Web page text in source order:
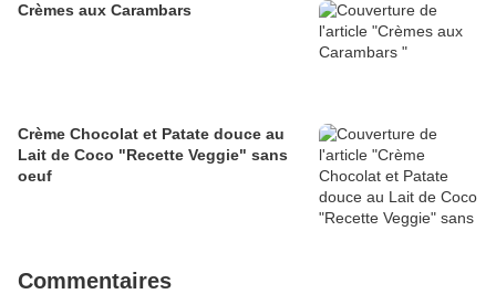
Crèmes aux Carambars
Crème Chocolat et Patate douce au
Lait de Coco "Recette Veggie" sans
oeuf
Commentaires